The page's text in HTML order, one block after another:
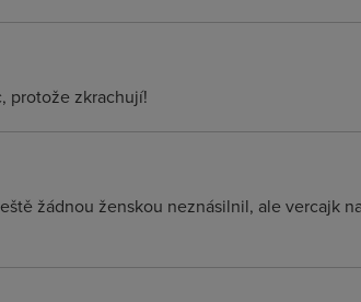
protože zkrachují!
žádnou ženskou neznásilnil, ale vercajk